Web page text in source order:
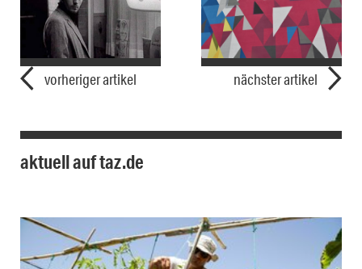
vorheriger artikel nächster artikel
aktuell auf taz.de